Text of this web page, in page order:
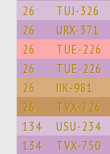
26 TUJ-326
26 URX-371
26 TUE-226
26 TUE-226
26 IIK-981
26 TVX-726
134 USU-234
134 TVX-750